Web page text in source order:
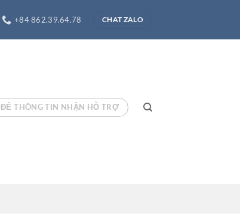
+84 862.39.64.78 CHAT ZALO
ĐỂ THÔNG TIN NHẬN HỖ TRỢ